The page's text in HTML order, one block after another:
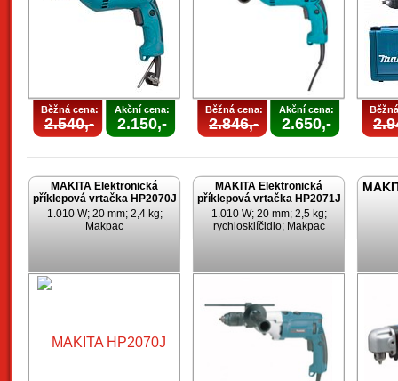
Běžná cena:
2.540,-
Akční cena:
2.150,-
Běžná cena:
2.846,-
Akční cena:
2.650,-
MAKITA Elektronická
příklepová vrtačka HP2070J
1.010 W; 20 mm; 2,4 kg;
Makpac
MAKITA Elektronická
příklepová vrtačka HP2071J
1.010 W; 20 mm; 2,5 kg;
rychlosklíčidlo; Makpac